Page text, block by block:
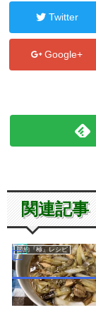
Twitter
Google+
関連記事
節約『極』レシピ